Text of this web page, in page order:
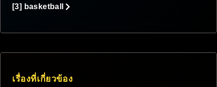
[3] basketball
เรื่องที่เกี่ยวข้อง